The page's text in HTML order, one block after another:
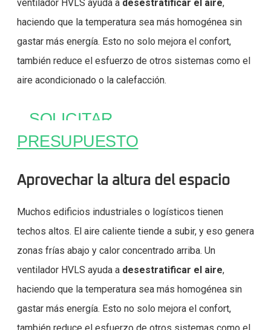
ventilador HVLS ayuda a desestratificar el aire,
haciendo que la temperatura sea más homogénea sin
gastar más energía. Esto no solo mejora el confort,
también reduce el esfuerzo de otros sistemas como el
aire acondicionado o la calefacción.
SOLICITAR
PRESUPUESTO
Aprovechar la altura del espacio
Muchos edificios industriales o logísticos tienen
techos altos. El aire caliente tiende a subir, y eso genera
zonas frías abajo y calor concentrado arriba. Un
ventilador HVLS ayuda a desestratificar el aire,
haciendo que la temperatura sea más homogénea sin
gastar más energía. Esto no solo mejora el confort,